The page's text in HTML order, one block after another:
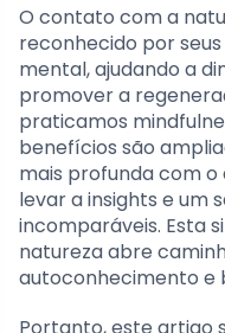
O contato com a
reconhecido por
mental, ajudando a
promover a
praticamos
benefícios são
mais profunda com
levar a insights e um
incomparáveis. Esta
natureza abre
autoconhecimento e